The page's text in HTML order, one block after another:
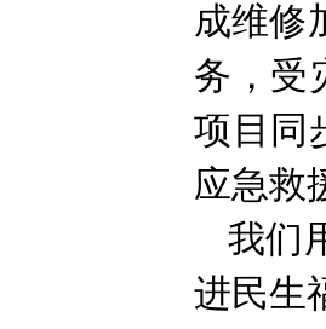
成维修
务，受
项目同
应急救
我们
进民生